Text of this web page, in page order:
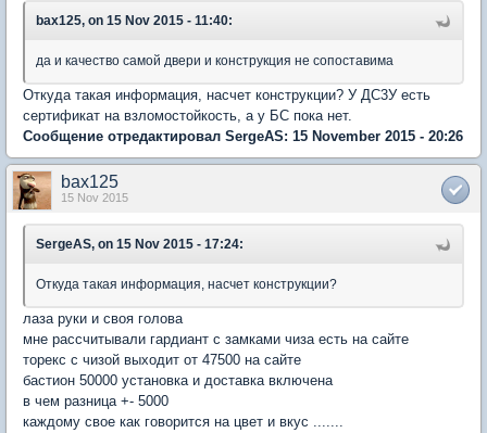
bax125, on 15 Nov 2015 - 11:40:
да и качество самой двери и конструкция не сопоставима
Откуда такая информация, насчет конструкции? У ДС3У есть
сертификат на взломостойкость, а у БС пока нет.
Сообщение отредактировал SergeAS: 15 November 2015 - 20:26
bax125
15 Nov 2015
SergeAS, on 15 Nov 2015 - 17:24:
Откуда такая информация, насчет конструкции?
лаза руки и своя голова
мне рассчитывали гардиант с замками чиза есть на сайте
торекс с чизой выходит от 47500 на сайте
бастион 50000 установка и доставка включена
в чем разница +- 5000
каждому свое как говорится на цвет и вкус .......